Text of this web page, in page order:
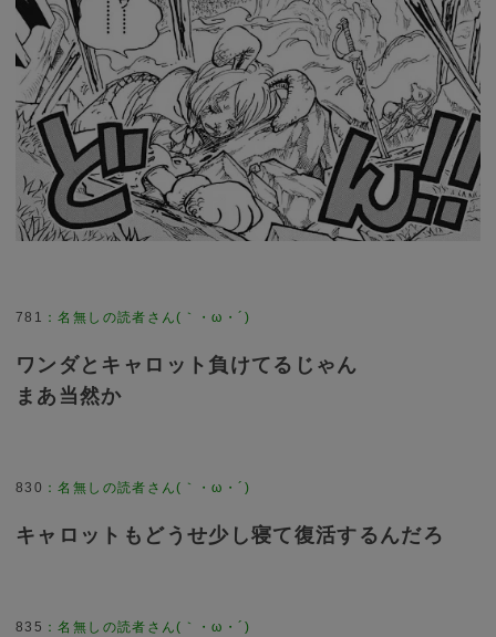
781 ：名無しの読者さん(｀・ω・´)
ワンダとキャロット負けてるじゃん
まあ当然か
830 ：名無しの読者さん(｀・ω・´)
キャロットもどうせ少し寝て復活するんだろ
835 ：名無しの読者さん(｀・ω・´)